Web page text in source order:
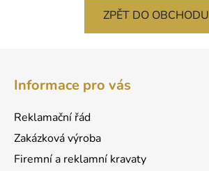
ZPĚT DO OBCHODU
Informace pro vás
Reklamační řád
Zakázková výroba
Firemní a reklamní kravaty